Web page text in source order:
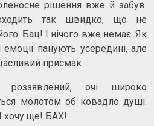
рішення вже й забув.
так швидко, що не
Бац! І нічого вже немає. Як
панують усередині, але
присмак.
очі широко
молотом об ковадло душі.
хочу ще! БАХ!